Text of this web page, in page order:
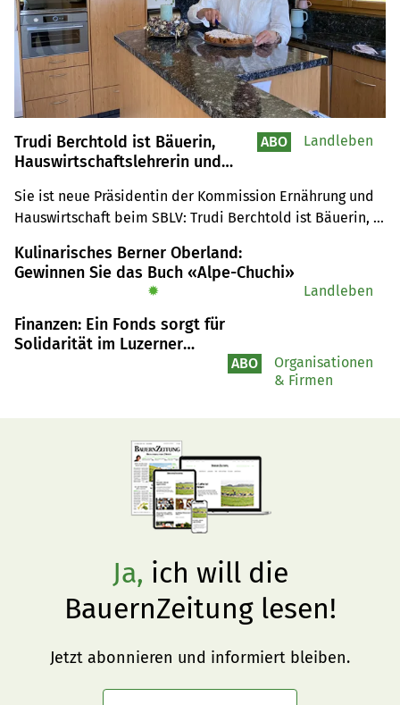
Trudi Berchtold ist Bäuerin,
Hauswirtschaftslehrerin und
beim SBLV
Sie ist neue Präsidentin der Kommission Ernährung und
Hauswirtschaft beim SBLV: Trudi Berchtold ist Bäuerin,
sie mit ihrem Mann auf dem Hof ein Kochstudio eröffnen
und den Kursteilnehmenden die Landwirtschaft
ABO Landleben
Kulinarisches Berner Oberland:
Gewinnen Sie das Buch «Alpe-Chuchi»
✹ Landleben
Finanzen: Ein Fonds sorgt für
Solidarität im Luzerner
ABO
Organisationen
& Firmen
Ja, ich will die
BauernZeitung lesen!
Jetzt abonnieren und informiert bleiben.